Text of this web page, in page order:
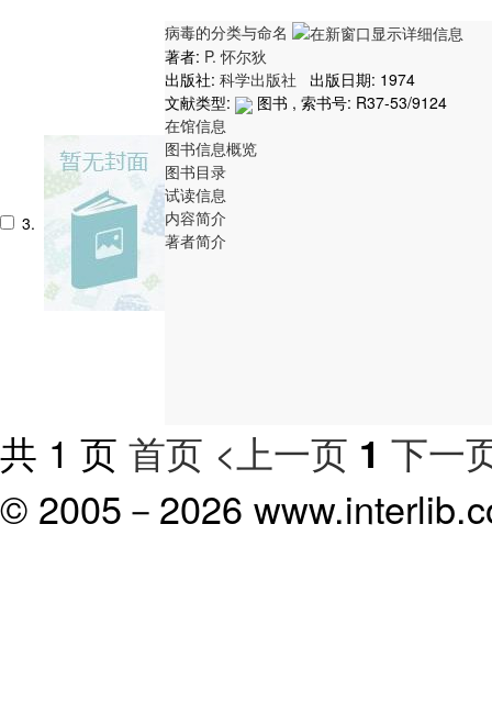
3.
病毒的分类与命名
著者: P. 怀尔狄
出版社: 科学出版社
出版日期: 1974
文献类型:
图书 , 索书号: R37-53/9124
在馆信息
图书信息概览
图书目录
试读信息
内容简介
著者简介
共 1 页 首页 <上一页 1 下一
© 2005－ 2026